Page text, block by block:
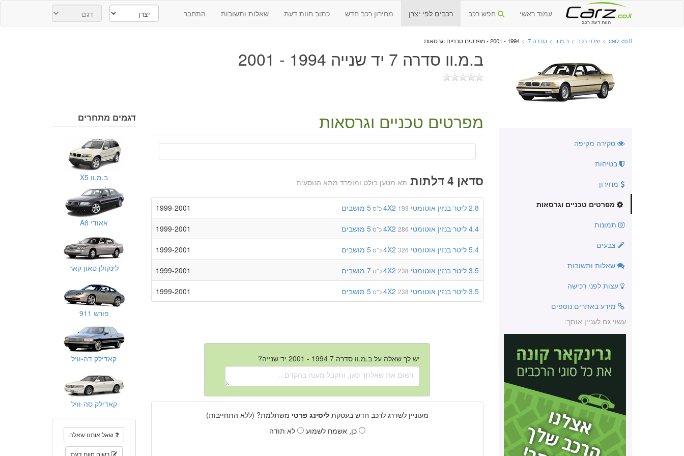
חוות דעת רכב
עמוד ראשי חפש רכב רכבים לפי יצרן מחירון רכב חדש כתוב חוות דעת שאלות ותשובות התחבר
carz.co.il
> יצרני רכב > ב.מ.וו > סדרה 7 > 1994 - 2001 - מפרטים טכניים וגרסאות
ב.מ.וו סדרה 7 יד שנייה 1994 - 2001
סקירה מקיפה
בטיחות
מחירון
מפרטים טכניים וגרסאות
תמונות
צבעים
שאלות ותשובות
עצות לפני רכישה
מידע באתרים נוספים
עשוי גם לעניין אותך:
מפרטים טכניים וגרסאות
סדאן 4 דלתות תא מטען בולט ומופרד מתא הנוסעים
2.8 ליטר בנזיןאוטומטי 4X2 193 כ"ס 5 מושבים 1999-2001
4.4 ליטר בנזיןאוטומטי 4X2 286 כ"ס 5 מושבים 1999-2001
5.4 ליטר בנזיןאוטומטי 4X2 326 כ"ס 5 מושבים 1999-2001
3.5 ליטר בנזיןאוטומטי 4X2 238 כ"ס 7 מושבים 1999-2001
3.5 ליטר בנזיןאוטומטי 4X2 238 כ"ס 5 מושבים 1999-2001
יש לך שאלה על ב.מ.וו סדרה 7 1994 - 2001 יד שנייה?
מעוניין לשדרג לרכב חדש בעסקתליסינג פרטי משתלמת? (ללא התחייבות)
כן, אשמח לשמוע
לא תודה
דגמים מתחרים
ב.מ.וו X5
אאודי A8
לינקולן טאון קאר
פורש 911
קאדילק דה-וויל
קאדילק סה-וויל
שאל אותנו שאלה
רשום חוות דעת